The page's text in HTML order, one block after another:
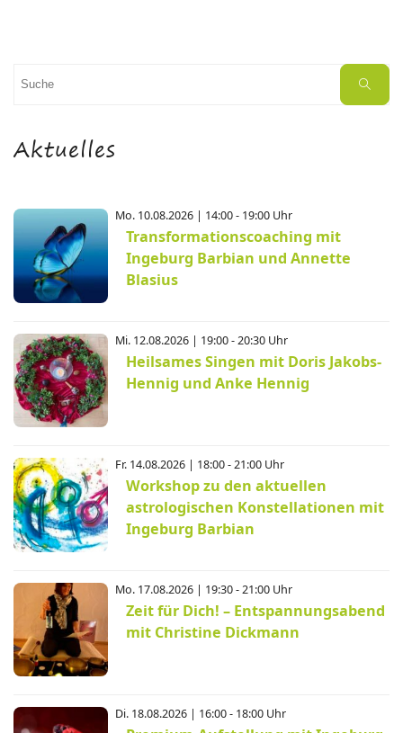
Suchen
Suche
Aktuelles
Mo. 10.08.2026 | 14:00 - 19:00 Uhr
Transformationscoaching mit
Ingeburg Barbian und Annette
Blasius
Mi. 12.08.2026 | 19:00 - 20:30 Uhr
Heilsames Singen mit Doris Jakobs-
Hennig und Anke Hennig
Fr. 14.08.2026 | 18:00 - 21:00 Uhr
Workshop zu den aktuellen
astrologischen Konstellationen mit
Ingeburg Barbian
Mo. 17.08.2026 | 19:30 - 21:00 Uhr
Zeit für Dich! – Entspannungsabend
mit Christine Dickmann
Di. 18.08.2026 | 16:00 - 18:00 Uhr